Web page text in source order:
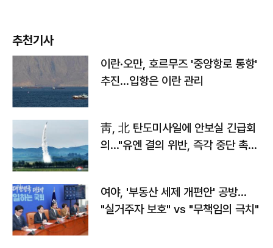
추천기사
이란·오만, 호르무즈 '중앙항로 통항'
추진…입항은 이란 관리
靑, 北 탄도미사일에 안보실 긴급회
의…"유엔 결의 위반, 즉각 중단 촉
여야, '부동산 세제 개편안' 공방…
"실거주자 보호" vs "무책임의 극치"